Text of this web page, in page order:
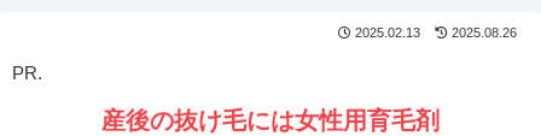
2025.02.13 2025.08.26
PR.
産後の抜け毛には女性用育毛剤